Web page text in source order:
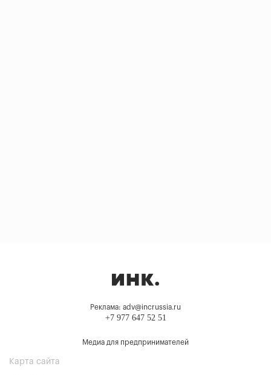
Реклама: adv@incrussia.ru
+7 977 647 52 51
Медиа для предпринимателей
Карта сайта